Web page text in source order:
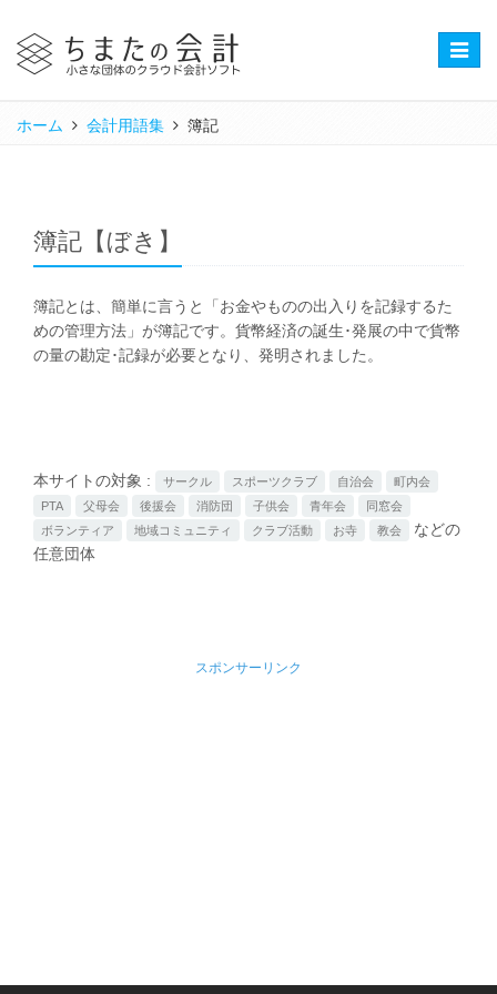
Toggle
ホーム 会計用語集 簿記
簿記【ぼき】
簿記とは、簡単に言うと「お金やものの出入りを記録するた
めの管理方法」が簿記です。貨幣経済の誕生･発展の中で貨幣
の量の勘定･記録が必要となり、発明されました。
本サイトの対象 : サークル スポーツクラブ 自治会
町内会
PTA
父母会 後援会 消防団 子供会 青年会
同窓会
ボランティア
地域コミュニティ クラブ活動 お寺 教会
などの
任意団体
スポンサーリンク